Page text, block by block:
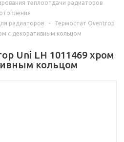
теплоотдачи радиаторов
отопления
радиаторов -
Термостат Oventrop
с декоративным кольцом
Uni LH 1011469 хром
кольцом